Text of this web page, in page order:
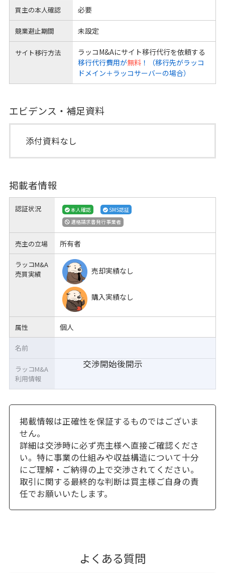
買主の本人確認 必要
競業避止期間 未設定
サイト移行方法
ラッコM&Aにサイト移行代行を依頼する
移行代行費用が無料！（移行先がラッコ
ドメイン＋ラッコサーバーの場合）
エビデンス・補足資料
添付資料なし
掲載者情報
認証状況 本人確認
SMS認証
適格請求書発行事業者
売主の立場 所有者
ラッコM&A
売買実績
売却実績なし
購入実績なし
属性 個人
交渉開始後開示
名前
ラッコM&A
利用情報
掲載情報は正確性を保証するものではございま
せん。
詳細は交渉時に必ず売主様へ直接ご確認くださ
い。特に事業の仕組みや収益構造について十分
にご理解・ご納得の上で交渉されてください。
取引に関する最終的な判断は買主様ご自身の責
任でお願いいたします。
よくある質問